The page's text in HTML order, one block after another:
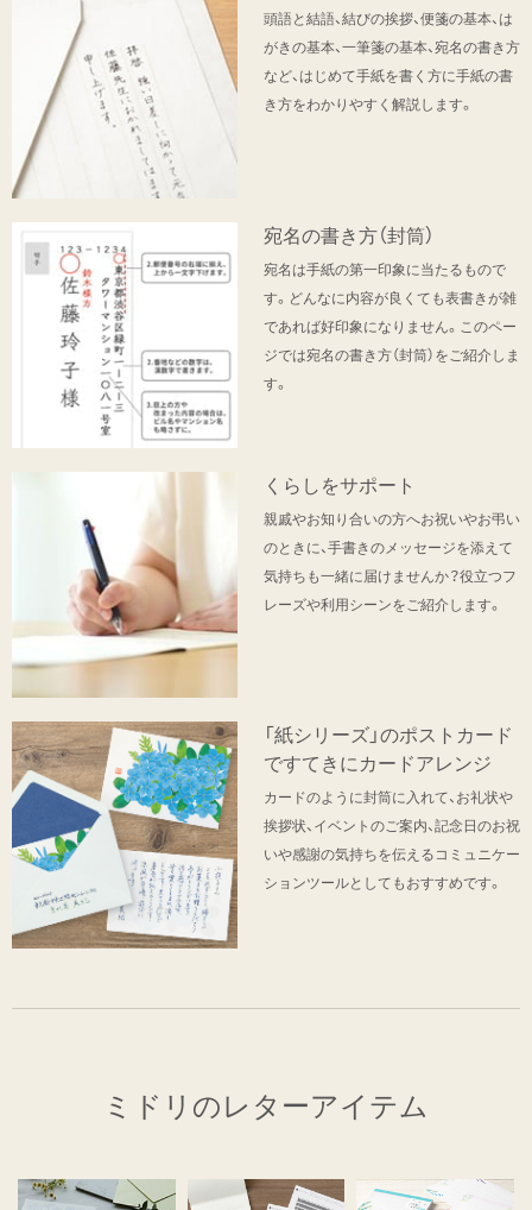
頭語と結語、結びの挨拶、便箋の基本、は
がきの基本、一筆箋の基本、宛名の書き方
など、はじめて手紙を書く方に手紙の書
き方をわかりやすく解説します。
宛名の書き方（封筒）
宛名は手紙の第一印象に当たるもので
す。どんなに内容が良くても表書きが雑
であれば好印象になりません。このペー
ジでは宛名の書き方（封筒）をご紹介しま
す。
くらしをサポート
親戚やお知り合いの方へお祝いやお弔い
のときに、手書きのメッセージを添えて
気持ちも一緒に届けませんか？役立つフ
レーズや利用シーンをご紹介します。
「紙シリーズ」のポストカード
ですてきにカードアレンジ
カードのように封筒に入れて、お礼状や
挨拶状、イベントのご案内、記念日のお祝
いや感謝の気持ちを伝えるコミュニケー
ションツールとしてもおすすめです。
ミドリのレターアイテム